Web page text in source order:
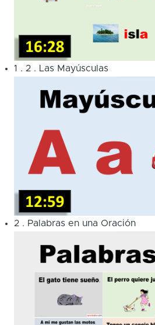
1 . 2 . Las Mayúsculas
2 . Palabras en una Oración